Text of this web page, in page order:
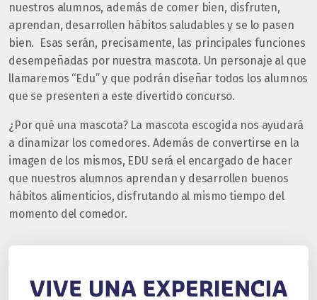
nuestros alumnos, además de comer bien, disfruten,
aprendan, desarrollen hábitos saludables y se lo pasen
bien. Esas serán, precisamente, las principales funciones
desempeñadas por nuestra mascota. Un personaje al que
llamaremos “Edu” y que podrán diseñar todos los alumnos
que se presenten a este divertido concurso.
¿Por qué una mascota? La mascota escogida nos ayudará
a dinamizar los comedores. Además de convertirse en la
imagen de los mismos, EDU será el encargado de hacer
que nuestros alumnos aprendan y desarrollen buenos
hábitos alimenticios, disfrutando al mismo tiempo del
momento del comedor.